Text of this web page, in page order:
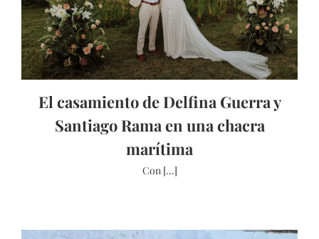
El casamiento de Delfina Guerra y
Santiago Rama en una chacra
marítima
Con [...]